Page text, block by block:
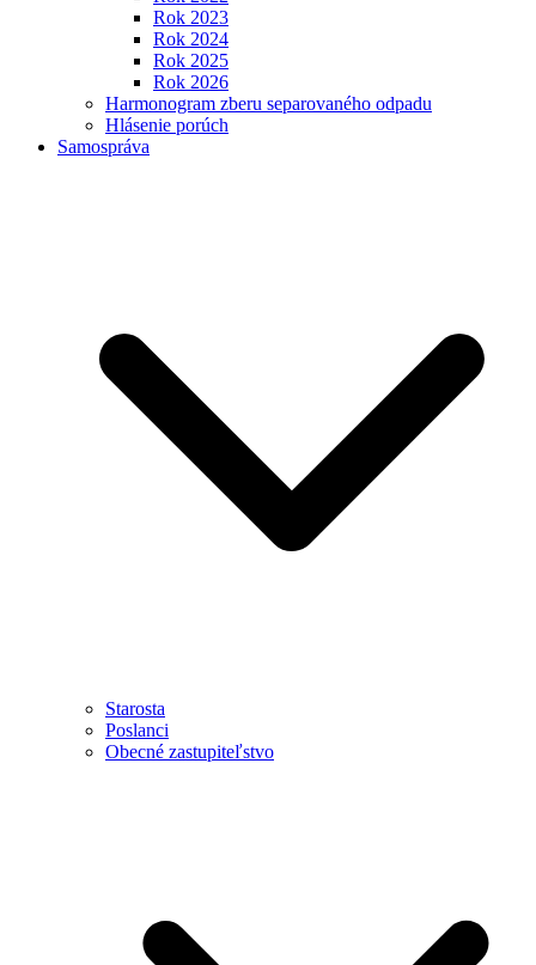
Rok 2023
Rok 2024
Rok 2025
Rok 2026
Harmonogram zberu separovaného odpadu
Hlásenie porúch
Samospráva
Starosta
Poslanci
Obecné zastupiteľstvo